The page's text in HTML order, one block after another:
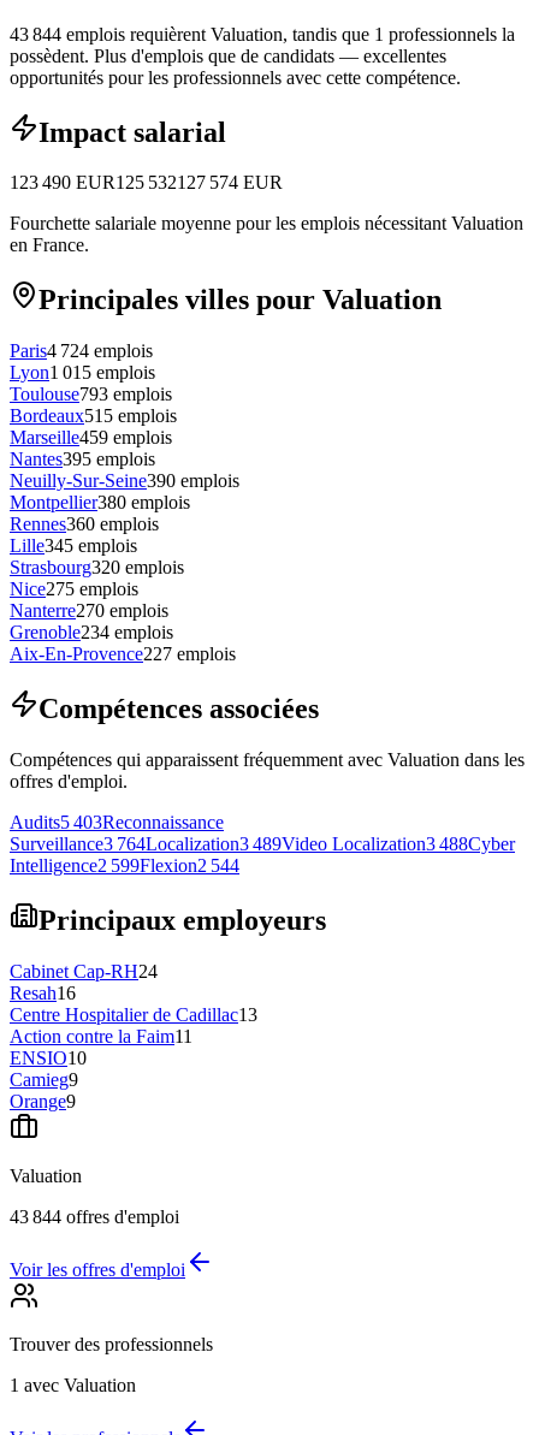
43 844 emplois requièrent Valuation, tandis que 1 professionnels la
possèdent. Plus d'emplois que de candidats — excellentes
opportunités pour les professionnels avec cette compétence.
Impact salarial
123 490 EUR125 532127 574 EUR
Fourchette salariale moyenne pour les emplois nécessitant Valuation
en France.
Principales villes pour Valuation
Paris4 724 emplois
Lyon1 015 emplois
Toulouse793 emplois
Bordeaux515 emplois
Marseille459 emplois
Nantes395 emplois
Neuilly-Sur-Seine390 emplois
Montpellier380 emplois
Rennes360 emplois
Lille345 emplois
Strasbourg320 emplois
Nice275 emplois
Nanterre270 emplois
Grenoble234 emplois
Aix-En-Provence227 emplois
Compétences associées
Compétences qui apparaissent fréquemment avec Valuation dans les
offres d'emploi.
Audits5 403Reconnaissance
Surveillance3 764Localization3 489Video Localization3 488Cyber
Intelligence2 599Flexion2 544
Principaux employeurs
Cabinet Cap-RH24
Resah16
Centre Hospitalier de Cadillac13
Action contre la Faim11
ENSIO10
Camieg9
Orange9
Valuation
43 844 offres d'emploi
Voir les offres d'emploi
Trouver des professionnels
1 avec Valuation